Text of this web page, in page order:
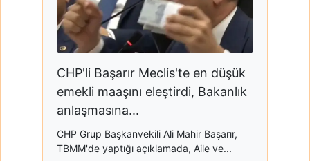
CHP'li Başarır Meclis'te en düşük
emekli maaşını eleştirdi, Bakanlık
anlaşmasına...
CHP Grup Başkanvekili Ali Mahir Başarır,
TBMM'de yaptığı açıklamada, Aile ve...